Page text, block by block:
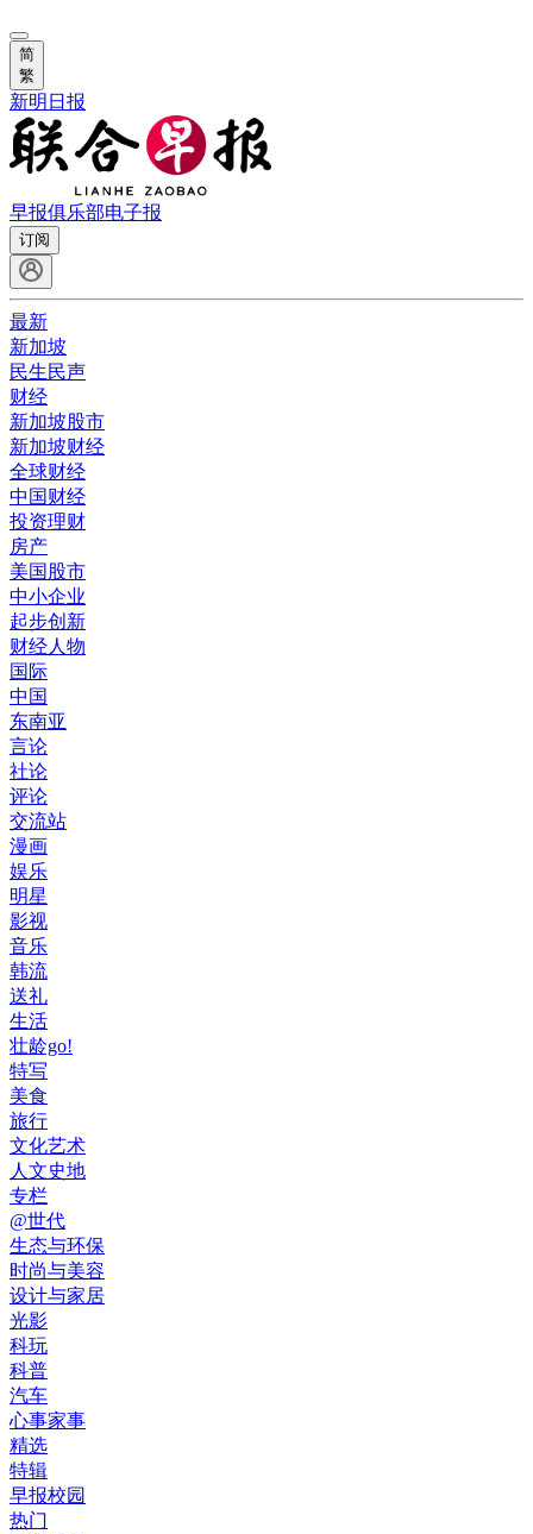
简
繁
新明日报
早报俱乐部电子报
订阅
最新
新加坡
民生民声
财经
新加坡股市
新加坡财经
全球财经
中国财经
投资理财
房产
美国股市
中小企业
起步创新
财经人物
国际
中国
东南亚
言论
社论
评论
交流站
漫画
娱乐
明星
影视
音乐
韩流
送礼
生活
壮龄go!
特写
美食
旅行
文化艺术
人文史地
专栏
@世代
生态与环保
时尚与美容
设计与家居
光影
科玩
科普
汽车
心事家事
精选
特辑
早报校园
热门